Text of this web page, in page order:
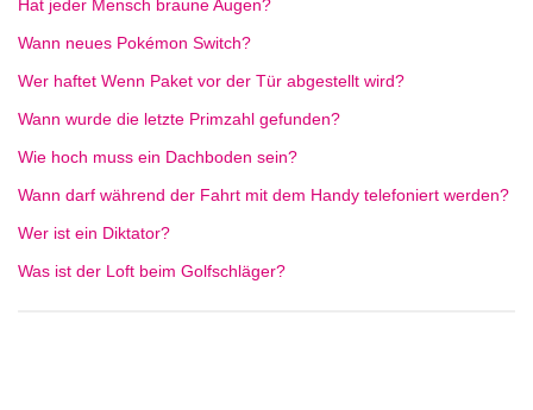
Hat jeder Mensch braune Augen?
Wann neues Pokémon Switch?
Wer haftet Wenn Paket vor der Tür abgestellt wird?
Wann wurde die letzte Primzahl gefunden?
Wie hoch muss ein Dachboden sein?
Wann darf während der Fahrt mit dem Handy telefoniert werden?
Wer ist ein Diktator?
Was ist der Loft beim Golfschläger?